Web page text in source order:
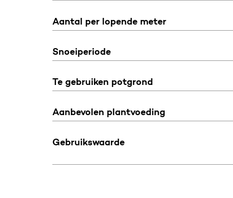
Aantal per lopende meter
Snoeiperiode
Te gebruiken potgrond
Aanbevolen plantvoeding
Gebruikswaarde